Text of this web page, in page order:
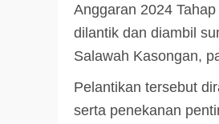
Anggaran 2024
dilantik dan diambil
Salawah Kasongan,
Pelantikan tersebut
serta penekanan